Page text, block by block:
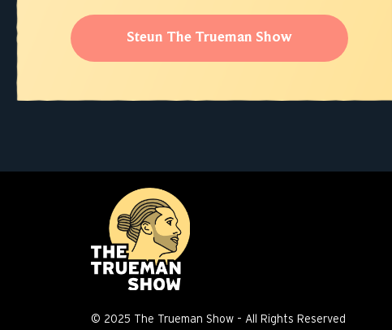
Steun The Trueman Show
© 2025 The Trueman Show – All Rights Reserved